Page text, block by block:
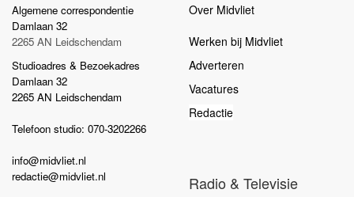
Algemene correspondentie
Damlaan 32
2265 AN Leidschendam
Studioadres & Bezoekadres
Damlaan 32
2265 AN Leidschendam
Telefoon studio: 070-3202266
info@midvliet.nl
redactie@midvliet.nl
Over Midvliet
Werken bij Midvliet
Adverteren
Vacatures
Redactie
Radio & Televisie